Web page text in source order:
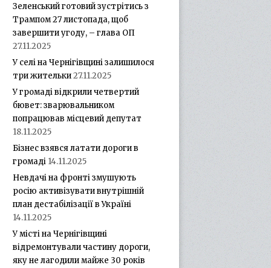
Зеленський готовий зустрітись з
Трампом 27 листопада, щоб
завершити угоду, – глава ОП
27.11.2025
У селі на Чернігівщині залишилося
три жительки27.11.2025
У громаді відкрили четвертий
бювет: зварювальником
попрацював місцевий депутат
18.11.2025
Бізнес взявся латати дороги в
громаді 14.11.2025
Невдачі на фронті змушують
росію активізувати внутрішній
план дестабілізації в Україні
14.11.2025
У місті на Чернігівщині
відремонтували частину дороги,
яку не лагодили майже 30 років